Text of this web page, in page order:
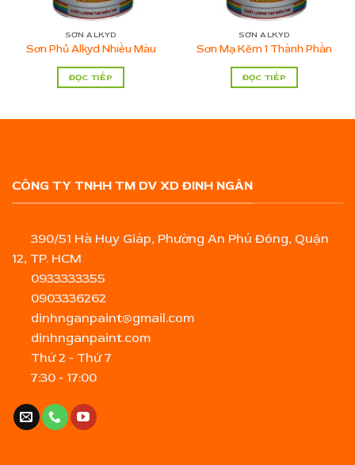
SƠN ALKYD
Sơn Phủ Alkyd Nhiều Màu
ĐỌC TIẾP
SƠN ALKYD
Sơn Mạ Kẽm 1 Thành Phần
ĐỌC TIẾP
CÔNG TY TNHH TM DV XD ĐINH NGÂN
390/51 Hà Huy Giáp, Phường An Phú Đông, Quận
12, TP. HCM
0933333355
0903336262
dinhnganpaint@gmail.com
dinhnganpaint.com
Thứ 2 - Thứ 7
7:30 - 17:00